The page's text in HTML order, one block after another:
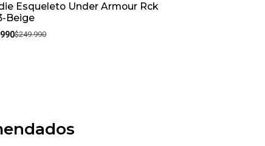
Esqueleto Under Armour Rck
Beige
$249.990